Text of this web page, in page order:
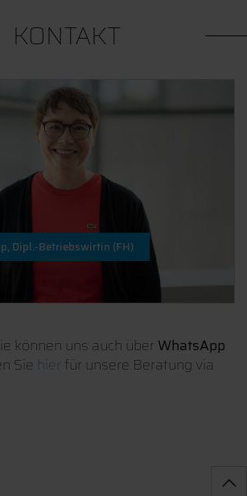
KONTAKT
Dipl.-Betriebswirtin (FH)
können uns auch über WhatsApp
Sie hier für unsere Beratung via